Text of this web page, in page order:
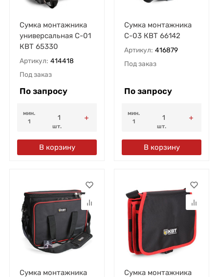
Сумка монтажника
универсальная С-01
КВТ 65330
Артикул: 414418
Под заказ
По запросу
мин.
1
шт.
В корзину
Сумка монтажника
С-03 КВТ 66142
Артикул: 416879
Под заказ
По запросу
мин.
1
шт.
В корзину
Сумка монтажника Сумка монтажника